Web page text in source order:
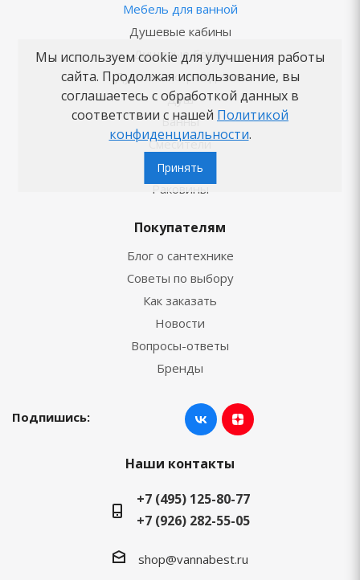
Мебель для ванной
Душевые кабины
Душевые боксы
Душевые ограждения
Душ
Ванны
Смесители
Унитазы
Раковины
Покупателям
Блог о сантехнике
Советы по выбору
Как заказать
Новости
Вопросы-ответы
Бренды
Подпишись:
Наши контакты
+7 (495) 125-80-77
+7 (926) 282-55-05
shop@vannabest.ru
Мы используем cookie для улучшения работы
сайта. Продолжая использование, вы
соглашаетесь с обработкой данных в
соответствии с нашей Политикой
конфиденциальности.
Принять